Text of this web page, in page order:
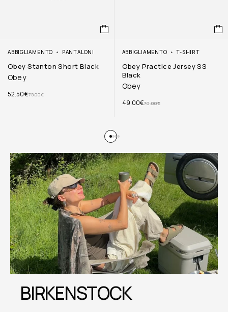
ABBIGLIAMENTO PANTALONI
Obey Stanton Short Black
Obey
75.00€
52.50€
ABBIGLIAMENTO T-SHIRT
Obey Practice Jersey SS
Black
Obey
70.00€
49.00€
BIRKENSTOCK